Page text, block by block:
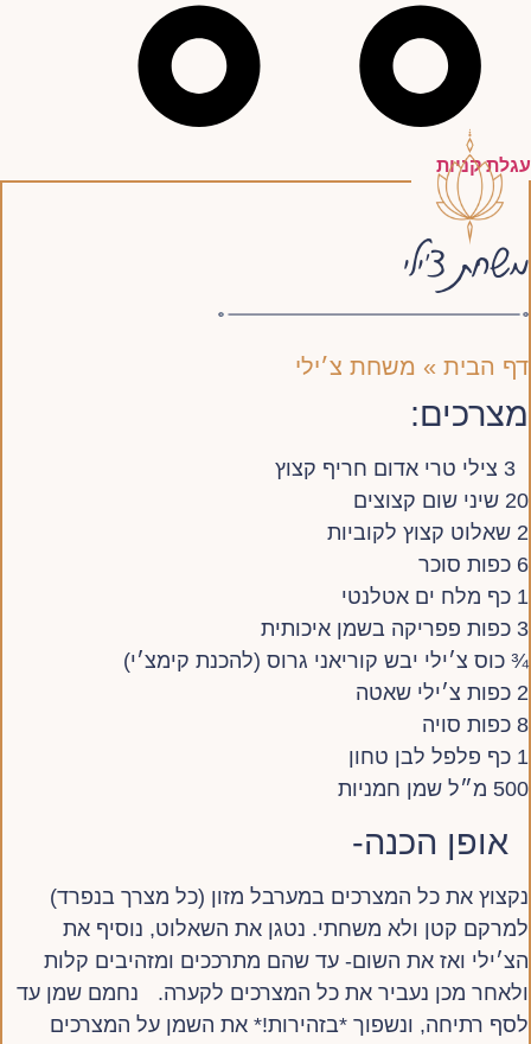
עגלת קניות
משחת צ׳ילי
דף הבית » משחת צ׳ילי
מצרכים:
20 שיני שום קצוצים
2 שאלוט קצוץ לקוביות
6 כפות סוכר
1 כף מלח ים אטלנטי
3 כפות פפריקה בשמן איכותית
¾ כוס צ׳ילי יבש קוריאני גרוס (להכנת קימצ׳י)
2 כפות צ׳ילי שאטה
8 כפות סויה
1 כף פלפל לבן טחון
500 מ״ל שמן חמניות
אופן הכנה-
נקצוץ את כל המצרכים במערבל מזון (כל מצרך בנפרד)
למרקם קטן ולא משחתי. נטגן את השאלוט, נוסיף את
הצ׳ילי ואז את השום- עד שהם מתרככים ומזהיבים קלות
ולאחר מכן נעביר את כל המצרכים לקערה. נחמם שמן עד
לסף רתיחה, ונשפוך *בזהירות!* את השמן על המצרכים